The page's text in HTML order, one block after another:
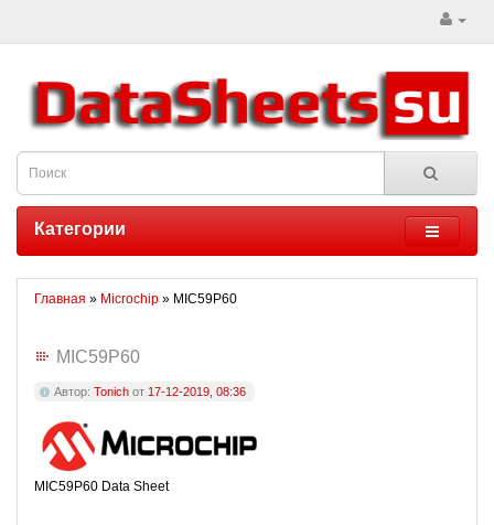
Категории
Главная » Microchip » MIC59P60
MIC59P60
Автор: Tonich от 17-12-2019, 08:36
MIC59P60 Data Sheet